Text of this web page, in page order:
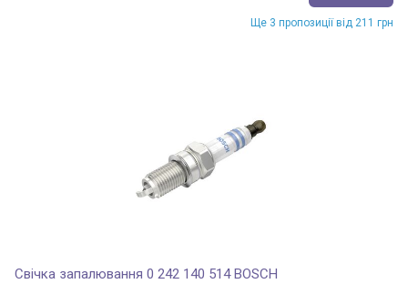
Ще 3 пропозиції від 211 грн
Свічка запалювання 0 242 140 514 BOSCH